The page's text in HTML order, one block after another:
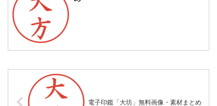
電子印鑑「大坊」無料画像・素材まとめ